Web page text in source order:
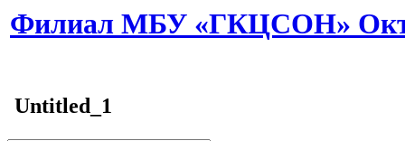
Филиал МБУ «ГКЦСОН»
Untitled_1